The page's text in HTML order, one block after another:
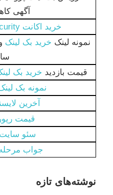
آگهی
خرید اکانت eset internet security
نمونه لینک خرید بک لینک
قیمت بازدید خرید بک
نمونه بک
آخرین
قیمت
سئو
جواب مرحله 200
نوشته‌های تازه